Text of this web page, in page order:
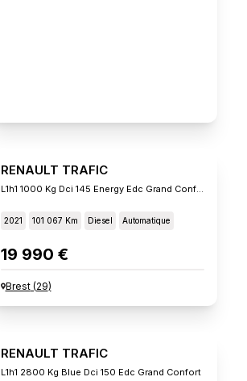
RENAULT TRAFIC
L1h1 1000 Kg Dci 145 Energy Edc Grand Confort
2021 101 067 Km Diesel Automatique
19 990 €
Brest(29)
RENAULT TRAFIC
L1h1 2800 Kg Blue Dci 150 Edc Grand Confort